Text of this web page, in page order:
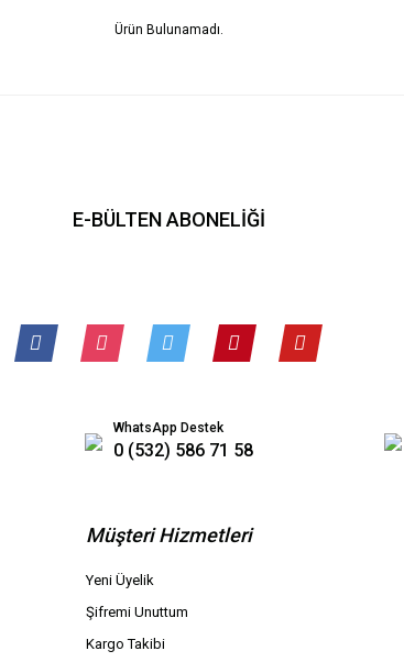
Ürün Bulunamadı.
E-BÜLTEN ABONELİĞİ
WhatsApp Destek
0 (532) 586 71 58
Müşteri Hizmetleri
Yeni Üyelik
Şifremi Unuttum
Kargo Takibi